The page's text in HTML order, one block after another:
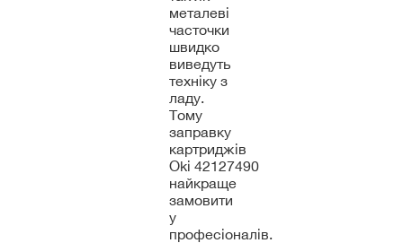
металеві
часточки
швидко
виведуть
техніку з
ладу.
Тому
заправку
картриджів
Oki 42127490
найкраще
замовити
у
професіоналів.